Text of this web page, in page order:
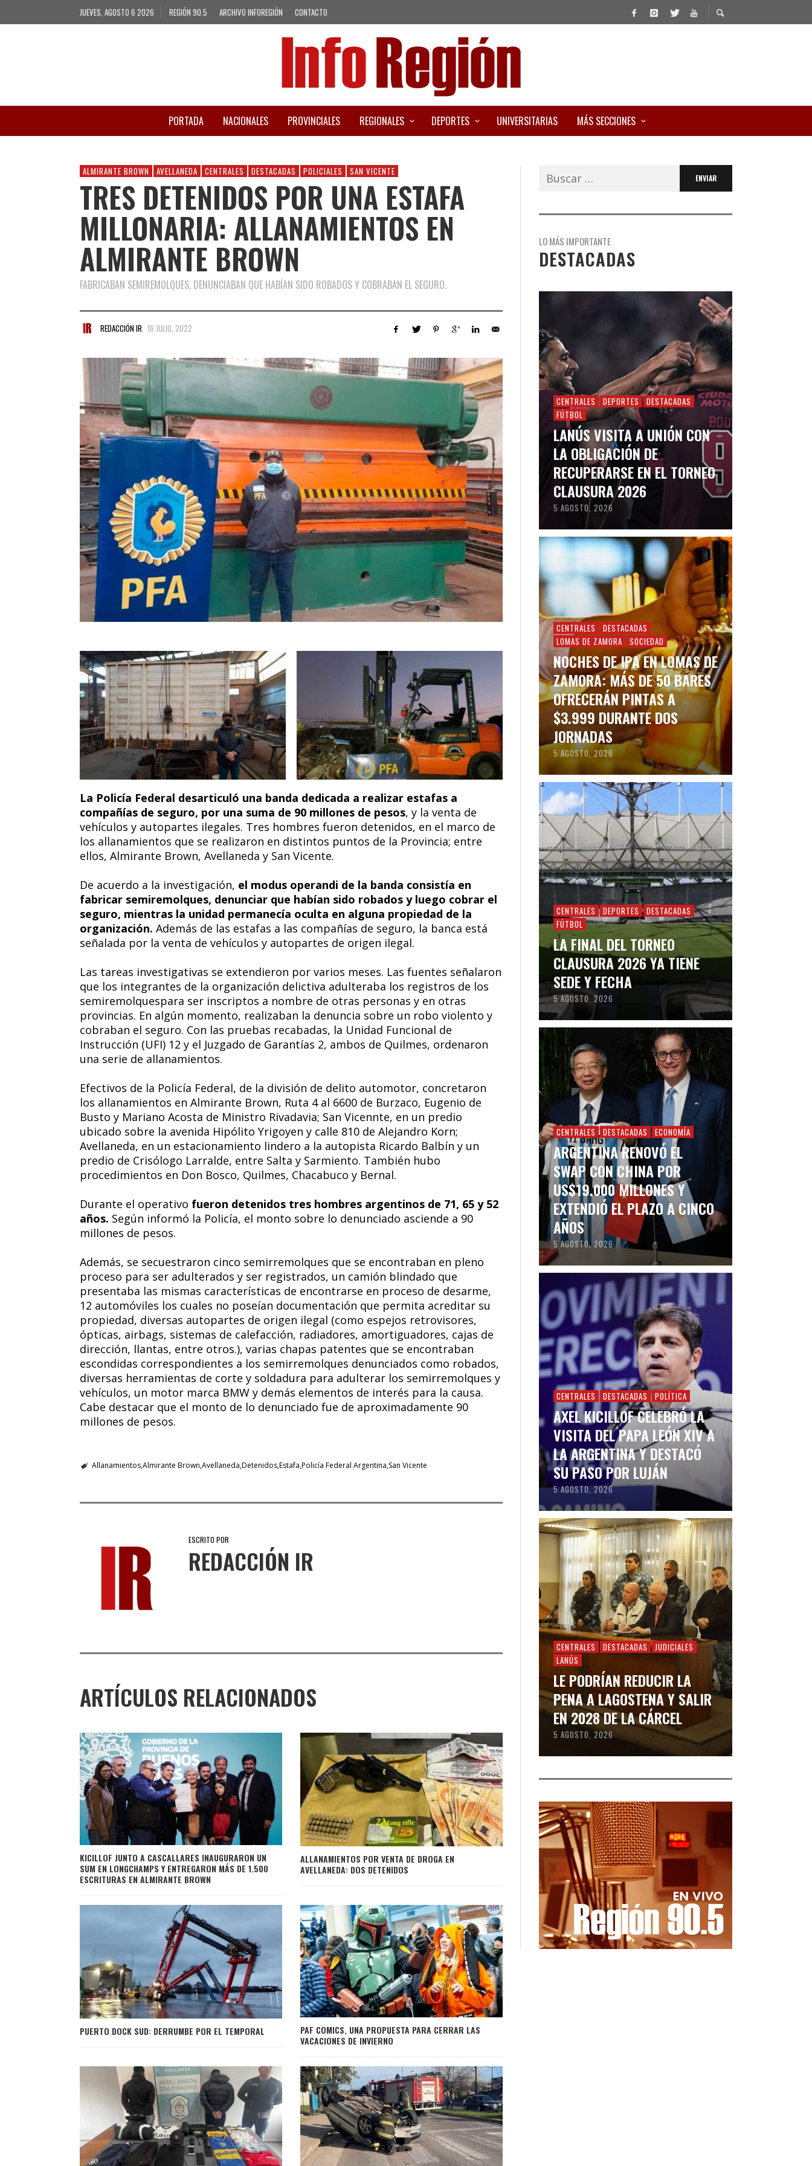
JUEVES, AGOSTO 6 2026 REGIÓN 90.5 ARCHIVO INFOREGIÓN CONTACTO
PORTADA NACIONALES PROVINCIALES REGIONALES DEPORTES UNIVERSITARIAS MÁS SECCIONES
ALMIRANTE BROWN AVELLANEDA CENTRALES DESTACADAS POLICIALES SAN VICENTE
TRES DETENIDOS POR UNA ESTAFA
MILLONARIA: ALLANAMIENTOS EN
ALMIRANTE BROWN
FABRICABAN SEMIREMOLQUES, DENUNCIABAN QUE HABÍAN SIDO ROBADOS Y COBRABAN EL SEGURO.
REDACCIÓN IR 16 JULIO, 2022
La Policía Federal desarticuló una banda dedicada a realizar estafas a
compañías de seguro, por una suma de 90 millones de pesos, y la venta de
vehículos y autopartes ilegales. Tres hombres fueron detenidos, en el marco de
los allanamientos que se realizaron en distintos puntos de la Provincia; entre
ellos, Almirante Brown, Avellaneda y San Vicente.
De acuerdo a la investigación, el modus operandi de la banda consistía en
fabricar semiremolques, denunciar que habían sido robados y luego cobrar el
seguro, mientras la unidad permanecía oculta en alguna propiedad de la
organización. Además de las estafas a las compañías de seguro, la banca está
señalada por la venta de vehículos y autopartes de origen ilegal.
Las tareas investigativas se extendieron por varios meses. Las fuentes señalaron
que los integrantes de la organización delictiva adulteraba los registros de los
semiremolquespara ser inscriptos a nombre de otras personas y en otras
provincias. En algún momento, realizaban la denuncia sobre un robo violento y
cobraban el seguro. Con las pruebas recabadas, la Unidad Funcional de
Instrucción (UFI) 12 y el Juzgado de Garantías 2, ambos de Quilmes, ordenaron
una serie de allanamientos.
Efectivos de la Policía Federal, de la división de delito automotor, concretaron
los allanamientos en Almirante Brown, Ruta 4 al 6600 de Burzaco, Eugenio de
Busto y Mariano Acosta de Ministro Rivadavia; San Vicennte, en un predio
ubicado sobre la avenida Hipólito Yrigoyen y calle 810 de Alejandro Korn;
Avellaneda, en un estacionamiento lindero a la autopista Ricardo Balbín y un
predio de Crisólogo Larralde, entre Salta y Sarmiento. También hubo
procedimientos en Don Bosco, Quilmes, Chacabuco y Bernal.
Durante el operativo fueron detenidos tres hombres argentinos de 71, 65 y 52
años. Según informó la Policía, el monto sobre lo denunciado asciende a 90
millones de pesos.
Además, se secuestraron cinco semirremolques que se encontraban en pleno
proceso para ser adulterados y ser registrados, un camión blindado que
presentaba las mismas características de encontrarse en proceso de desarme,
12 automóviles los cuales no poseían documentación que permita acreditar su
propiedad, diversas autopartes de origen ilegal (como espejos retrovisores,
ópticas, airbags, sistemas de calefacción, radiadores, amortiguadores, cajas de
dirección, llantas, entre otros.), varias chapas patentes que se encontraban
escondidas correspondientes a los semirremolques denunciados como robados,
diversas herramientas de corte y soldadura para adulterar los semirremolques y
vehículos, un motor marca BMW y demás elementos de interés para la causa.
Cabe destacar que el monto de lo denunciado fue de aproximadamente 90
millones de pesos.
AllanamientosAlmirante Brown Avellaneda DetenidosEstafa Policía Federal Argentina San Vicente
ESCRITO POR
REDACCIÓN IR
ARTÍCULOS RELACIONADOS
KICILLOF JUNTO A CASCALLARES INAUGURARON UN
SUM EN LONGCHAMPS Y ENTREGARON MÁS DE 1.500
ESCRITURAS EN ALMIRANTE BROWN
ALLANAMIENTOS POR VENTA DE DROGA EN
AVELLANEDA: DOS DETENIDOS
PUERTO DOCK SUD: DERRUMBE POR EL TEMPORAL
PAF COMICS, UNA PROPUESTA PARA CERRAR LAS
VACACIONES DE INVIERNO
Buscar:
LO MÁS IMPORTANTE
DESTACADAS
CENTRALES DEPORTES
DESTACADAS
FÚTBOL
LANÚS VISITA A UNIÓN CON
LA OBLIGACIÓN DE
RECUPERARSE EN EL TORNEO
CLAUSURA 2026
5 AGOSTO, 2026
CENTRALES
DESTACADAS
LOMAS DE ZAMORA
SOCIEDAD
NOCHES DE IPA EN LOMAS DE
ZAMORA: MÁS DE 50 BARES
OFRECERÁN PINTAS A
$3.999 DURANTE DOS
JORNADAS
5 AGOSTO, 2026
CENTRALES DEPORTES
DESTACADAS
FÚTBOL
LA FINAL DEL TORNEO
CLAUSURA 2026 YA TIENE
SEDE Y FECHA
5 AGOSTO, 2026
CENTRALES DESTACADAS ECONOMÍA
ARGENTINA RENOVÓ EL
SWAP CON CHINA POR
US$19.000 MILLONES Y
EXTENDIÓ EL PLAZO A CINCO
AÑOS
5 AGOSTO, 2026
CENTRALES DESTACADAS POLÍTICA
AXEL KICILLOF CELEBRÓ LA
VISITA DEL PAPA LEÓN XIV A
LA ARGENTINA Y DESTACÓ
SU PASO POR LUJÁN
5 AGOSTO, 2026
CENTRALES DESTACADAS
JUDICIALES
LANÚS
LE PODRÍAN REDUCIR LA
PENA A LAGOSTENA Y SALIR
EN 2028 DE LA CÁRCEL
5 AGOSTO, 2026